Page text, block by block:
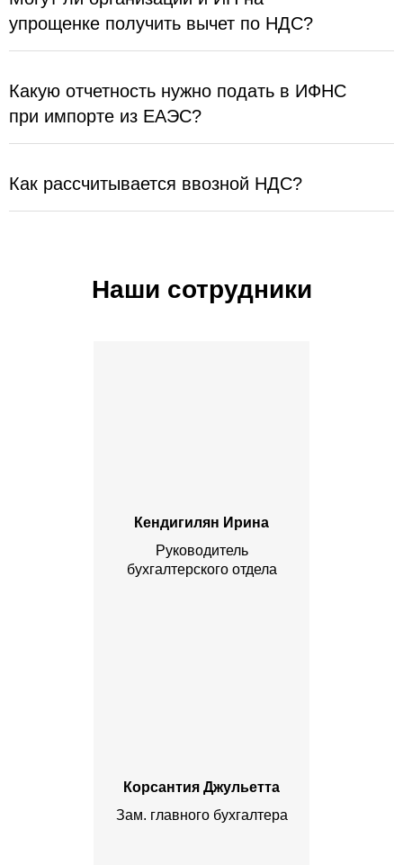
упрощенке получить вычет по НДС?
Какую отчетность нужно подать в ИФНС
при импорте из ЕАЭС?
Как рассчитывается ввозной НДС?
Наши сотрудники
Кендигилян Ирина
Руководитель
бухгалтерского отдела
Корсантия Джульетта
Зам. главного бухгалтера